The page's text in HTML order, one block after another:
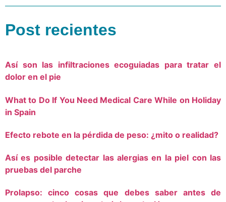
Post recientes
Así son las infiltraciones ecoguiadas para tratar el
dolor en el pie
What to Do If You Need Medical Care While on Holiday
in Spain
Efecto rebote en la pérdida de peso: ¿mito o realidad?
Así es posible detectar las alergias en la piel con las
pruebas del parche
Prolapso: cinco cosas que debes saber antes de